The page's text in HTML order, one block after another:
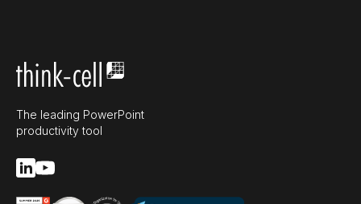
The leading PowerPoint
productivity tool